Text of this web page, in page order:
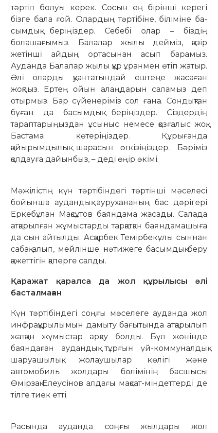
тәртіп болуы керек. Сосын ең бірінші керегі
бізге бала ғой. Олардың тәртібіне, біліміне ба­
сымдық беріңіздер. Себебі олар – біздің
болашағымыз. Балалар жылы дейміз, қазір
жетінші айдың ортасынан асып барамыз.
Ауданда Балалар жылы құр ұранмен өтіп жатыр.
Әлі оларды қуантатындай ештеңе жасаған
жоқпыз. Ертең ойын алаңдарын саламыз деп
отырмыз. Бар сүйенеріміз сол ғана. Сондықтан
бұған да басымдық беріңіздер. Сіздердің
тараптарыңыздан ұсыныс немесе қозғалыс жоқ.
Бастама көтеріңіздер. Құрығанда
қайырымдылық шарасын өткізіңіздер. Бәріміз
қолдауға дайынбыз, – деді өңір әкімі.
Мәжілістің күн тәртібіндегі төртінші мәселесі
бойынша аудандық аурухананың бас дәрігері
Еркебұлан Мақсұтов баяндама жасады. Салада
атқарылған жұмыстарды тарқатқан баяндамашыға
да сын айтылды. Асқарбек Темірбекұлы сыннан
сабақ алып, мейлінше нәтижеге басымдық беру
қажеттігін қаперге салды.
Қаражат қаралса да жол құрылысы әлі
басталмаған
Күн тәртібіндегі соңғы мәселеге ауданда жол
инфрақұрылымын дамыту бағытында атқарылып
жатқан жұмыстар арқау болды. Бұл жөнінде
баяндаған аудандық тұрғын үй-коммуналдық
шаруашылық, жолаушылар көлігі және
автомобиль жолдары бөлімінің басшысы
Өмірзақ Елеусінов алдағы мақсат-міндеттерді де
тілге тиек етті.
Расында ауданда соңғы жылдары жол